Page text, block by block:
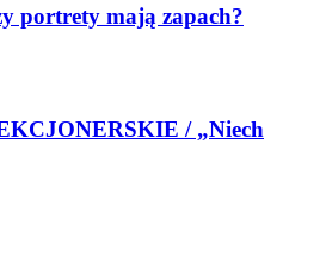
portrety mają zapach?
/ „Niech